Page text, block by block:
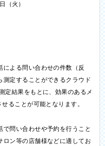
（火）
よる問い合わせの件数（反
定することができるクラウド
定結果をもとに、効果のあるメ
ることが可能となります。
問い合わせや予約を行うこと
ン等の店舗様などに適してお